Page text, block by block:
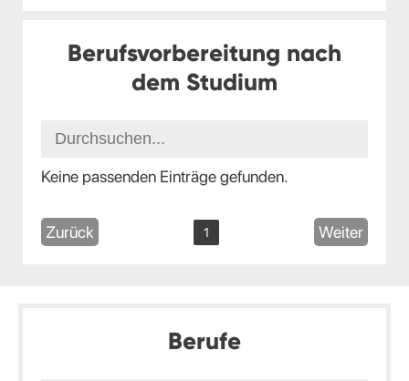
Berufsvorbereitung nach
dem Studium
Keine passenden Einträge gefunden.
Zurück 1 Weiter
Berufe